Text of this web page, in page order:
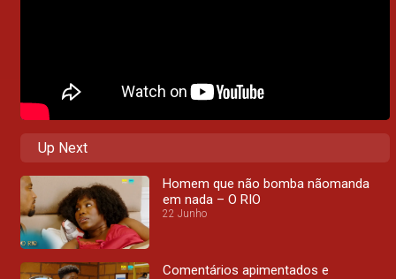
Up Next
Homem que não bomba nãomanda
em nada – O RIO
22 Junho
Comentários apimentados e